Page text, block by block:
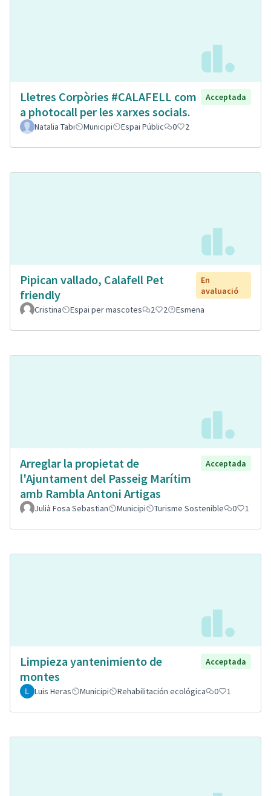
Lletres Corpòries #CALAFELL com
a photocall per les xarxes socials.
Acceptada
Natalia Tabi Municipi Espai Públic 0 2
Pipican vallado, Calafell Pet
friendly
En
avaluació
Cristina
Espai per mascotes 2 2 Esmena
Arreglar la propietat de
l'Ajuntament del Passeig Marítim
amb Rambla Antoni Artigas
Acceptada
Julià Fosa Sebastian Municipi Turisme Sostenible 0 1
Limpieza yantenimiento de
montes
Acceptada
Luis Heras Municipi Rehabilitación ecológica 0 1